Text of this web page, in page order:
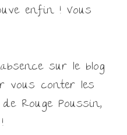
enfin ! Vous
sur le blog
vous conter les
Rouge Poussin,